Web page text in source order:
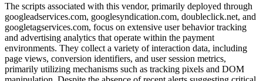
The scripts associated with this vendor, primarily deployed through
googleadservices.com, googlesyndication.com, doubleclick.net, and
googletagservices.com, focus on extensive user behavior tracking
and advertising analytics that operate within the payment
environments. They collect a variety of interaction data, including
page views, conversion identifiers, and user session metrics,
primarily utilizing mechanisms such as tracking pixels and DOM